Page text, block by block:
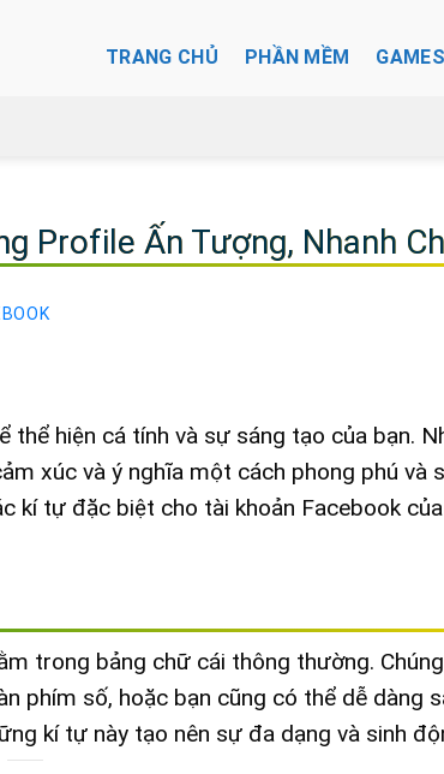
TRANG CHỦ PHẦN MỀM GAMES
Profile Ấn Tượng, Nhanh
hiện cá tính và sự sáng tạo của bạn.
xúc và ý nghĩa một cách phong phú và
kí tự đặc biệt cho tài khoản Facebook
trong bảng chữ cái thông thường.
phím số, hoặc bạn cũng có thể dễ dàng
kí tự này tạo nên sự đa dạng và sinh